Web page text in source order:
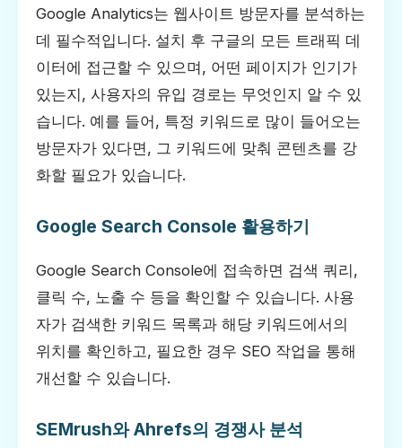
Google Analytics는 웹사이트 방문자를 분석하는
데 필수적입니다. 설치 후 구글의 모든 트래픽 데
이터에 접근할 수 있으며, 어떤 페이지가 인기가
있는지, 사용자의 유입 경로는 무엇인지 알 수 있
습니다. 예를 들어, 특정 키워드로 많이 들어오는
방문자가 있다면, 그 키워드에 맞춰 콘텐츠를 강
화할 필요가 있습니다.
Google Search Console 활용하기
Google Search Console에 접속하면 검색 쿼리,
클릭 수, 노출 수 등을 확인할 수 있습니다. 사용
자가 검색한 키워드 목록과 해당 키워드에서의
위치를 확인하고, 필요한 경우 SEO 작업을 통해
개선할 수 있습니다.
SEMrush와 Ahrefs의 경쟁사 분석